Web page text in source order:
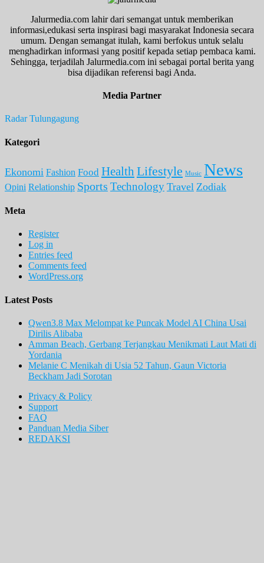
Jalurmedia.com lahir dari semangat untuk memberikan
informasi,edukasi serta inspirasi bagi masyarakat Indonesia secara
umum. Dengan semangat itulah, kami berfokus untuk selalu
menghadirkan informasi yang positif kepada setiap pembaca kami.
Sehingga, terjadilah Jalurmedia.com ini sebagai portal berita yang
bisa dijadikan referensi bagi Anda.
Media Partner
Radar Tulungagung
Kategori
Ekonomi Fashion Food Health Lifestyle Music News
Opini Relationship Sports Technology Travel Zodiak
Meta
Register
Log in
Entries feed
Comments feed
WordPress.org
Latest Posts
Qwen3.8 Max Melompat ke Puncak Model AI China Usai
Dirilis Alibaba
Amman Beach, Gerbang Terjangkau Menikmati Laut Mati di
Yordania
Melanie C Menikah di Usia 52 Tahun, Gaun Victoria
Beckham Jadi Sorotan
Privacy & Policy
Support
FAQ
Panduan Media Siber
REDAKSI